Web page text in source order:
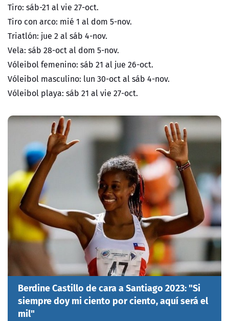
Tiro: sáb-21 al vie 27-oct.
Tiro con arco: mié 1 al dom 5-nov.
Triatlón: jue 2 al sáb 4-nov.
Vela: sáb 28-oct al dom 5-nov.
Vóleibol femenino: sáb 21 al jue 26-oct.
Vóleibol masculino: lun 30-oct al sáb 4-nov.
Vóleibol playa: sáb 21 al vie 27-oct.
Berdine Castillo de cara a Santiago 2023: "Si
siempre doy mi ciento por ciento, aquí será el
mil"